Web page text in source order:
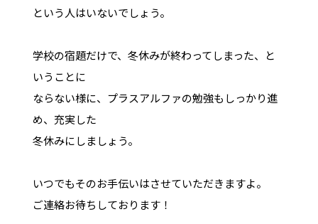
という人はいないでしょう。
学校の宿題だけで、冬休みが終わってしまった、と
いうことに
ならない様に、プラスアルファの勉強もしっかり進
め、充実した
冬休みにしましょう。
いつでもそのお手伝いはさせていただきますよ。
ご連絡お待ちしております！